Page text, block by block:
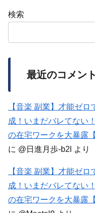
検索
最近のコメント
【音楽 副業】才能ゼ
成！いまだバレてない
の在宅ワークを大暴露
に @日進月歩-b2l より
【音楽 副業】才能ゼ
成！いまだバレてない
の在宅ワークを大暴露